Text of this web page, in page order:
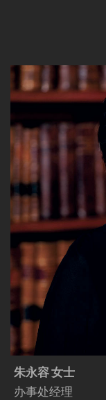
朱永容 女士
办事处经理